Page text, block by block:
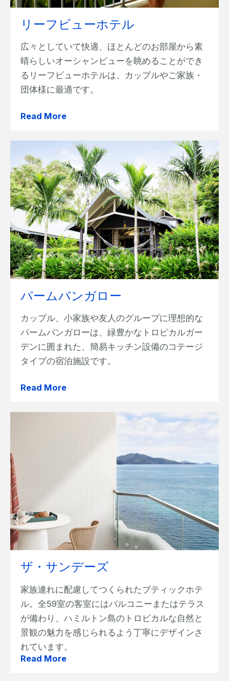
リーフビューホテル
広々としていて快適、ほとんどのお部屋から素
晴らしいオーシャンビューを眺めることができ
るリーフビューホテルは、カップルやご家族・
団体様に最適です。
Read More
パームバンガロー
カップル、小家族や友人のグループに理想的な
パームバンガローは、緑豊かなトロピカルガー
デンに囲まれた、簡易キッチン設備のコテージ
タイプの宿泊施設です。
Read More
ザ・サンデーズ
家族連れに配慮してつくられたブティックホテ
ル。全59室の客室にはバルコニーまたはテラス
が備わり、ハミルトン島のトロピカルな自然と
景観の魅力を感じられるよう丁寧にデザインさ
れています。
Read More